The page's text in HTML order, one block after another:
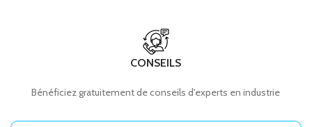
CONSEILS
Bénéficiez gratuitement de conseils d'experts en industrie